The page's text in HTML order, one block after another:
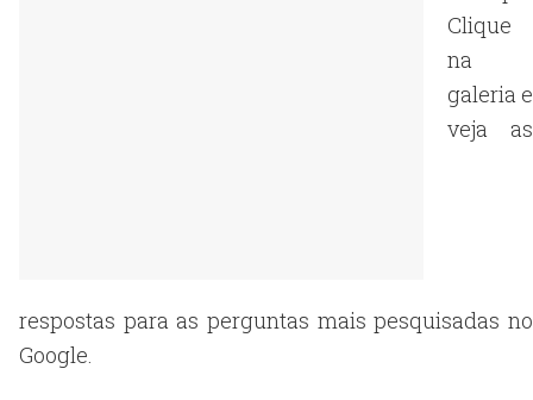
Clique
na
galeria e
veja as
respostas para as perguntas mais pesquisadas no
Google.